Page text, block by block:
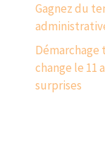
Gagnez du
change le 11
surprises